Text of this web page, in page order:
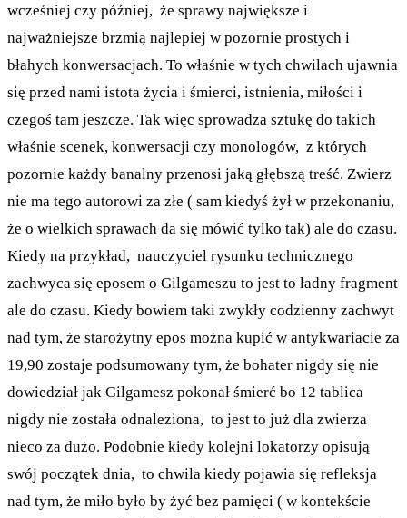
wcześniej czy później, że sprawy największe i
najważniejsze brzmią najlepiej w pozornie prostych i
błahych konwersacjach. To właśnie w tych chwilach ujawnia
się przed nami istota życia i śmierci, istnienia, miłości i
czegoś tam jeszcze. Tak więc sprowadza sztukę do takich
właśnie scenek, konwersacji czy monologów, z których
pozornie każdy banalny przenosi jaką głębszą treść. Zwierz
nie ma tego autorowi za złe ( sam kiedyś żył w przekonaniu,
że o wielkich sprawach da się mówić tylko tak) ale do czasu.
Kiedy na przykład, nauczyciel rysunku technicznego
zachwyca się eposem o Gilgameszu to jest to ładny fragment
ale do czasu. Kiedy bowiem taki zwykły codzienny zachwyt
nad tym, że starożytny epos można kupić w antykwariacie za
19,90 zostaje podsumowany tym, że bohater nigdy się nie
dowiedział jak Gilgamesz pokonał śmierć bo 12 tablica
nigdy nie została odnaleziona, to jest to już dla zwierza
nieco za dużo. Podobnie kiedy kolejni lokatorzy opisują
swój początek dnia, to chwila kiedy pojawia się refleksja
nad tym, że miło było by żyć bez pamięci ( w kontekście